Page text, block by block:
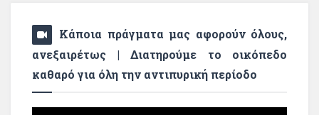
Κάποια πράγματα μας αφορούν όλους,
ανεξαιρέτως | Διατηρούμε το οικόπεδο
καθαρό για όλη την αντιπυρική περίοδο